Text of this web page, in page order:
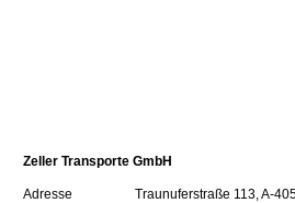
Zeller Transporte GmbH
Adresse Traunuferstraße 113, A-4052